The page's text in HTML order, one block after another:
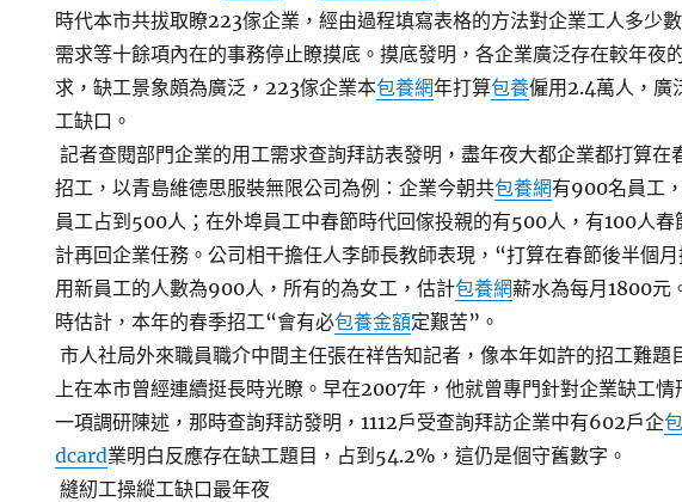
時代本市共拔取瞭223傢企業，經由過程填寫表格的方法對企業工人多少
需求等十餘項內在的事務停止瞭摸底。摸底發明，各企業廣泛存在較年夜
求，缺工景象頗為廣泛，223傢企業本包養網年打算包養僱用2.4萬人，廣
工缺口。
記者查閱部門企業的用工需求查詢拜訪表發明，盡年夜大都企業都打算在
招工，以青島維德思服裝無限公司為例：企業今朝共包養網有900名員工
員工占到500人；在外埠員工中春節時代回傢投親的有500人，有100人春
計再回企業任務。公司相干擔任人李師長教師表現，“打算在春節後半個
用新員工的人數為900人，所有的為女工，估計包養網薪水為每月1800元
時估計，本年的春季招工“會有必包養金額定艱苦”。
市人社局外來職員職介中間主任張在祥告知記者，像本年如許的招工難題
上在本市曾經連續挺長時光瞭。早在2007年，他就曾專門針對企業缺工情
一項調研陳述，那時查詢拜訪發明，1112戶受查詢拜訪企業中有602戶企
dcard業明白反應存在缺工題目，占到54.2%，這仍是個守舊數字。
縫紉工操縱工缺口最年夜